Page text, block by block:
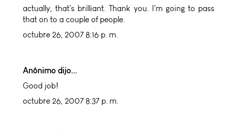
actually, that's brilliant. Thank you. I'm going to pass
that on to a couple of people.
octubre 26, 2007 8:16 p. m.
Anónimo dijo...
Good job!
octubre 26, 2007 8:37 p. m.